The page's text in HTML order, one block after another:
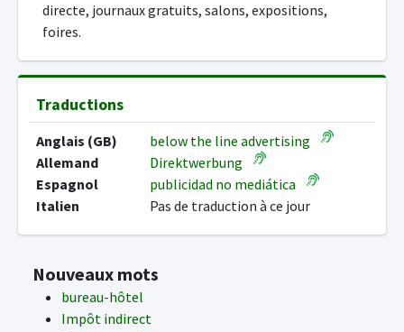
directe, journaux gratuits, salons, expositions,
foires.
Traductions
Anglais (GB)
below the line advertising
Allemand
Direktwerbung
Espagnol
publicidad no mediática
Italien
Pas de traduction à ce jour
Nouveaux mots
bureau-hôtel
Impôt indirect